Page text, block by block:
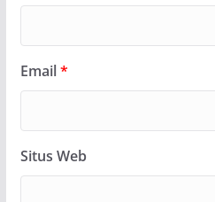
Email*
Situs Web